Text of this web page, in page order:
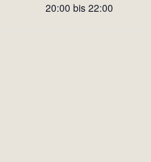
20:00 bis 22:00